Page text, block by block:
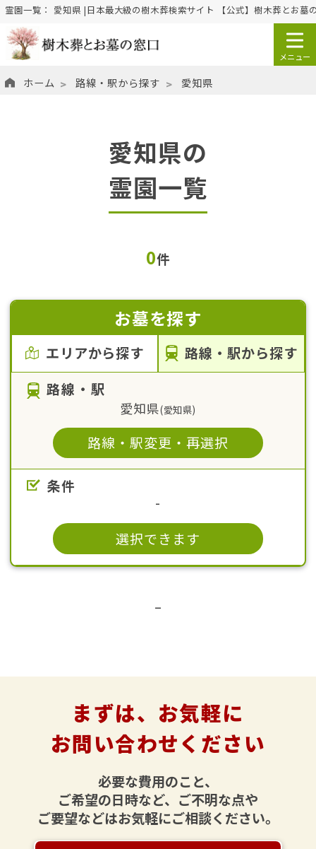
霊園一覧： 愛知県 |日本最大級の樹木葬検索サイト 【公式】樹木葬とお墓
ホーム 路線・駅から探す 愛知県
愛知県の
霊園一覧
0件
お墓を探す
エリアから探す
路線・駅から探す
路線・駅
愛知県(愛知県)
路線・駅変更・再選択
条件
-
選択できます
–
まずは、お気軽に
お問い合わせください
必要な費用のこと、
ご希望の日時など、ご不明な点や
ご要望などはお気軽にご相談ください。